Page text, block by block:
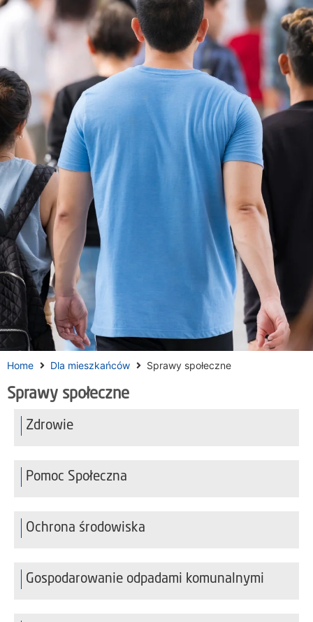
Home Dla mieszkańców Sprawy społeczne
Sprawy społeczne
Zdrowie
Pomoc Społeczna
Ochrona środowiska
Gospodarowanie odpadami komunalnymi